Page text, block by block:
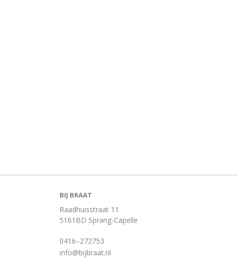
BIJ BRAAT
Raadhuisstraat 11
5161BD Sprang-Capelle
0416–272753
info@bijbraat.nl